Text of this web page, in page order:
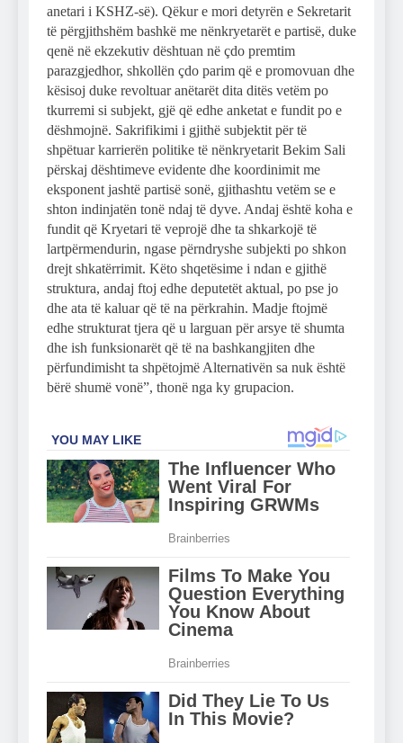
anetari i KSHZ-së). Qëkur e mori detyrën e Sekretarit
të përgjithshëm bashkë me nënkryetarët e partisë, duke
qenë në ekzekutiv dështuan në çdo premtim
parazgjedhor, shkollën çdo parim që e promovuan dhe
kësisoj duke revoltuar anëtarët dita ditës vetëm po
tkurremi si subjekt, gjë që edhe anketat e fundit po e
dëshmojnë. Sakrifikimi i gjithë subjektit për të
shpëtuar karrierën politike të nënkryetarit Bekim Sali
përskaj dështimeve evidente dhe koordinimit me
eksponent jashtë partisë sonë, gjithashtu vetëm se e
shton indinjatën tonë ndaj të dyve. Andaj është koha e
fundit që Kryetari të veprojë dhe ta shkarkojë të
lartpërmendurin, ngase përndryshe subjekti po shkon
drejt shkatërrimit. Këto shqetësime i ndan e gjithë
struktura, andaj ftoj edhe deputetët aktual, po pse jo
dhe ata të kaluar që të na përkrahin. Madje ftojmë
edhe strukturat tjera që u larguan për arsye të shumta
dhe ish funksionarët që të na bashkangjiten dhe
përfundimisht ta shpëtojmë Alternativën sa nuk është
bërë shumë vonë”, thonë nga ky grupacion.